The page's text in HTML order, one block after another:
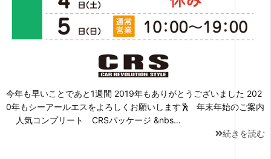
今年も早いことであと1週間 2019年もありがとうございました 202
0年もシーアールエスをよろしくお願いします🕺 年末年始のご案内
人気コンプリート CRSパッケージ &nbs…
続きを読む